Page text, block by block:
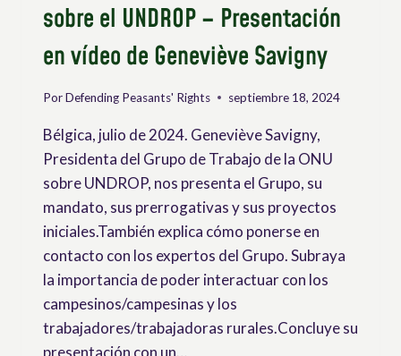
sobre el UNDROP – Presentación
en vídeo de Geneviève Savigny
PorDefending Peasants' Rights septiembre 18, 2024
Bélgica, julio de 2024. Geneviève Savigny,
Presidenta del Grupo de Trabajo de la ONU
sobre UNDROP, nos presenta el Grupo, su
mandato, sus prerrogativas y sus proyectos
iniciales.También explica cómo ponerse en
contacto con los expertos del Grupo. Subraya
la importancia de poder interactuar con los
campesinos/campesinas y los
trabajadores/trabajadoras rurales.Concluye su
presentación con un…